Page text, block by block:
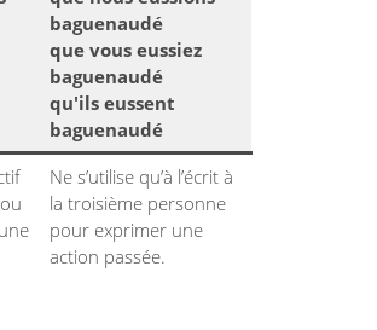
baguenaudé
que vous eussiez
baguenaudé
qu'ils eussent
baguenaudé
Ne s’utilise qu’à l’écrit à
la troisième personne
pour exprimer une
action passée.